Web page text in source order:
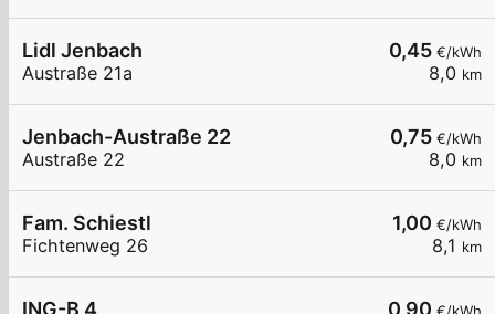
0,45 €/kWh
8,0 km
Lidl Jenbach
Austraße 21a
0,75 €/kWh
8,0 km
Jenbach-Austraße 22
Austraße 22
1,00 €/kWh
8,1 km
Fam. Schiestl
Fichtenweg 26
0,90
ING-B 4